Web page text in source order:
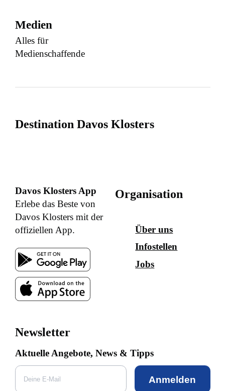
Medien
Alles für
Medienschaffende
Destination Davos Klosters
Davos Klosters App
Erlebe das Beste von
Davos Klosters mit der
offiziellen App.
Organisation
Über uns
Infostellen
Jobs
Newsletter
Aktuelle Angebote, News & Tipps
Anmelden